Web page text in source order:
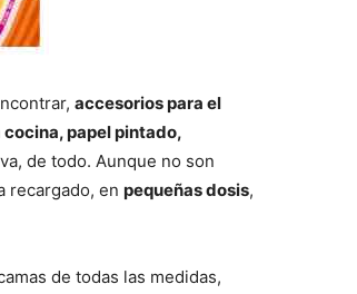
accesorios para el
papel pintado,
de todo. Aunque no son
recargado, en pequeñas dosis,
de todas las medidas,